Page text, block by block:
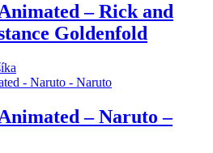
– Rick and
Goldenfold
– Naruto –